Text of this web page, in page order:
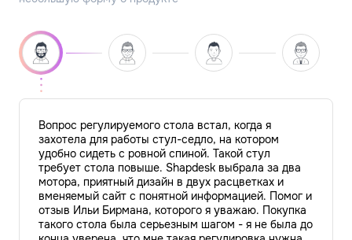
Вопрос регулируемого стола встал, когда я
удобно сидеть с ровной спиной. Такой стул
требует стола повыше. Shapdesk выбрала за два
мотора, приятный дизайн в двух расцветках и
вменяемый сайт с понятной информацией. Помог и
отзыв Ильи Бирмана, которого я уважаю. Покупка
такого стола была серьезным шагом - я не была до
конца уверена, что мне такая регулировка нужна,
а фрейм недешевый. Плюс, пришлось перенести в
другое место комнаты тумбу с..